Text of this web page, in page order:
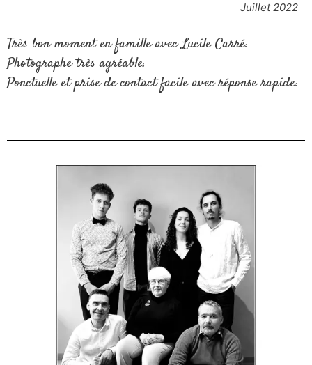
Juillet 2022
Très bon moment en famille avec Lucile Carré.
Photographe très agréable.
Ponctuelle et prise de contact facile avec réponse rapide.